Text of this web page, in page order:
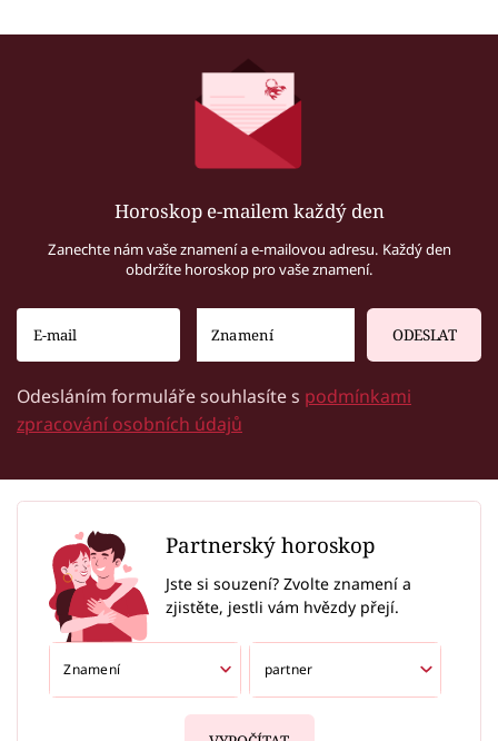
Horoskop e-mailem každý den
Zanechte nám vaše znamení a e-mailovou adresu. Každý den
obdržíte horoskop pro vaše znamení.
ODESLAT
Odesláním formuláře souhlasíte s podmínkami
zpracování osobních údajů
Partnerský horoskop
Jste si souzení? Zvolte znamení a
zjistěte, jestli vám hvězdy přejí.